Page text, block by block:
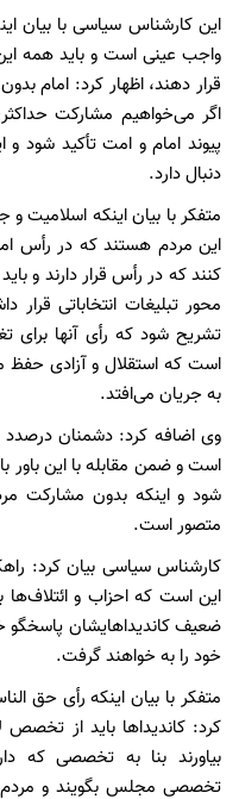
این کارشناس سیاسی با بیان
واجب عینی است و باید همه این
قرار دهند، اظهار کرد: امام
اگر می‌خواهیم مشارکت
پیوند امام و امت تأکید شود و
دنبال دارد.
متفکر با بیان اینکه اسلامیت
این مردم هستند که در رأس
کنند که در رأس قرار دارند و
محور تبلیغات انتخاباتی
تشریح شود که رأی آنها
است که استقلال و آزادی
به جریان می‌افتد.
وی اضافه کرد: دشمنان درصدد
است و ضمن مقابله با این باور
شود و اینکه بدون مشارکت
متصور است.
کارشناس سیاسی بیان کرد:
این است که احزاب و
ضعیف کاندیداهایشان پاسخگو
خود را به خواهند گرفت.
متفکر با بیان اینکه رأی حق
کرد: کاندیداها باید از تخصص
بیاورند بنا به تخصصی که
تخصصی مجلس بگویند و